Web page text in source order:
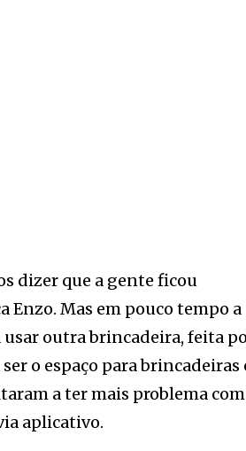
dizer que a gente ficou
Enzo. Mas em pouco tempo a
usar outra brincadeira, feita
o espaço para brincadeiras
a ter mais problema com
aplicativo.